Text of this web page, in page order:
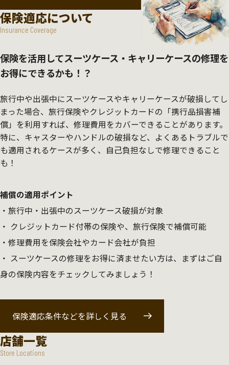
保険適応について
Insurance Coverage
保険を活用してスーツケース・キャリーケースの修理を
お得にできるかも！？
旅行中や出張中にスーツケースやキャリーケースが破損してし
まった場合、旅行保険やクレジットカードの「携行品損害補
償」を利用すれば、修理費用をカバーできることがあります。
特に、キャスターやハンドルの破損など、よくあるトラブルで
も適用されるケースが多く、自己負担なしで修理できること
も！
補償の適用ポイント
旅行中・出張中のスーツケース破損が対象
クレジットカード付帯の保険や、旅行保険で補償可能
修理費用を保険会社やカード会社が負担
スーツケースの修理をお得に済ませたい方は、まずはご自
身の保険内容をチェックしてみましょう！
保険適応条件などを詳しく見る
店舗一覧
Store Locations